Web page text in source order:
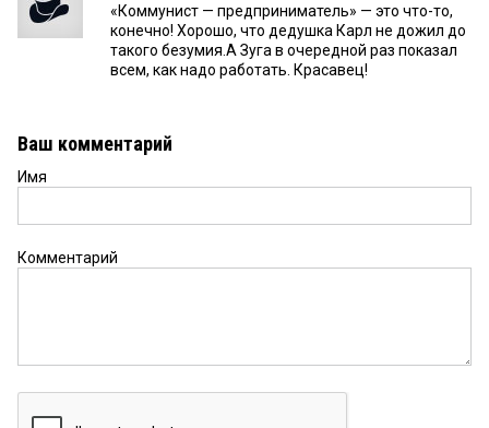
«Коммунист — предприниматель» — это что-то,
конечно! Хорошо, что дедушка Карл не дожил до
такого безумия.А Зуга в очередной раз показал
всем, как надо работать. Красавец!
Ваш комментарий
Имя
Комментарий